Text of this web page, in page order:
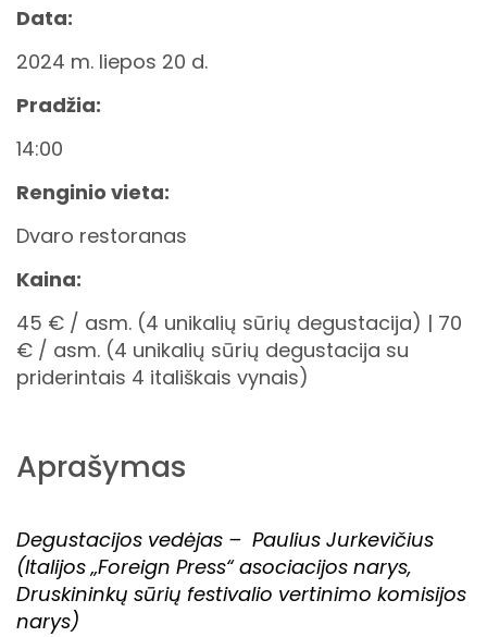
Data:
2024 m. liepos 20 d.
Pradžia:
14:00
Renginio vieta:
Dvaro restoranas
Kaina:
45 € / asm. (4 unikalių sūrių degustacija) | 70
€ / asm. (4 unikalių sūrių degustacija su
priderintais 4 itališkais vynais)
Aprašymas
Degustacijos vedėjas – Paulius Jurkevičius
(Italijos „Foreign Press“ asociacijos narys,
Druskininkų sūrių festivalio vertinimo komisijos
narys)